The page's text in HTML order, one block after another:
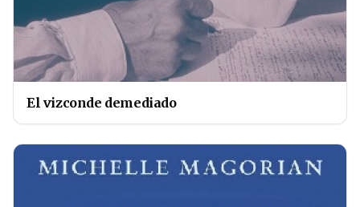
El vizconde demediado